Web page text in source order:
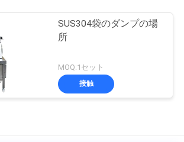
SUS304袋のダンプの場
所
MOQ:1セット
接触